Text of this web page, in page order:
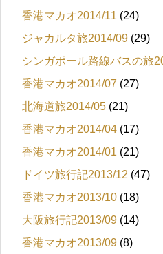
香港マカオ2014/11 (24)
ジャカルタ旅2014/09 (29)
シンガポール路線バスの旅
香港マカオ2014/07 (27)
北海道旅2014/05 (21)
香港マカオ2014/04 (17)
香港マカオ2014/01 (21)
ドイツ旅行記2013/12 (47)
香港マカオ2013/10 (18)
大阪旅行記2013/09 (14)
香港マカオ2013/09 (8)